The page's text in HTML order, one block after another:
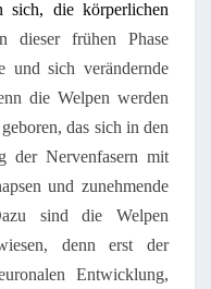
sich, die körperlichen
dieser frühen Phase
und sich verändernde
die Welpen werden
das sich in den
der Nervenfasern mit
und zunehmende
sind die Welpen
denn erst der
Entwicklung,